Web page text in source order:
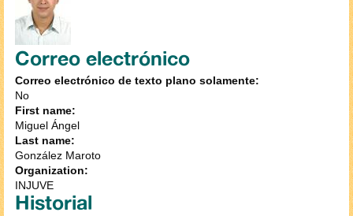
Correo electrónico
Correo electrónico de texto plano solamente:
No
First name:
Miguel Ángel
Last name:
González Maroto
Organization:
INJUVE
Historial